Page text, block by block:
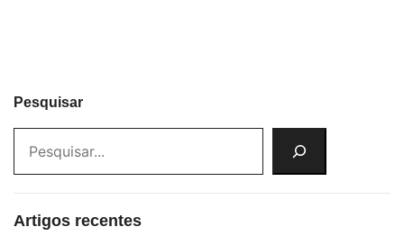
Pesquisar
Artigos recentes